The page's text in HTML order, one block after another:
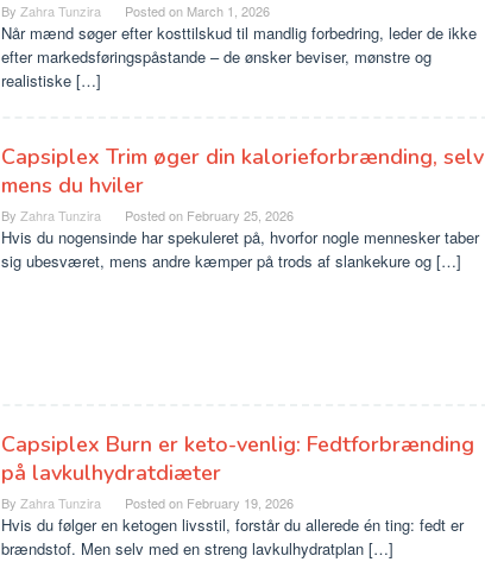
By Zahra Tunzira Posted on March 1, 2026
Når mænd søger efter kosttilskud til mandlig forbedring, leder de ikke
efter markedsføringspåstande – de ønsker beviser, mønstre og
realistiske […]
Capsiplex Trim øger din kalorieforbrænding, selv
mens du hviler
By Zahra Tunzira Posted on February 25, 2026
Hvis du nogensinde har spekuleret på, hvorfor nogle mennesker taber
sig ubesværet, mens andre kæmper på trods af slankekure og […]
Capsiplex Burn er keto-venlig: Fedtforbrænding
på lavkulhydratdiæter
By Zahra Tunzira Posted on February 19, 2026
Hvis du følger en ketogen livsstil, forstår du allerede én ting: fedt er
brændstof. Men selv med en streng lavkulhydratplan […]